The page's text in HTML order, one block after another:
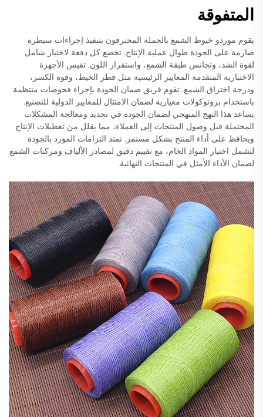
المتفوقة
يقوم موردو خيوط الشمع بالجملة المحترفون بتنفيذ إجراءات سيطرة
صارمة على الجودة طوال عملية الإنتاج. تخضع كل دفعة لاختبار شامل
لقوة الشد، وتجانس طبقة الشمع، واستقرار اللون. تقيس الأجهزة
الاختبارية المتقدمة المعايير الرئيسية مثل قطر الخيط، وقوة الكسر،
ودرجة اختراق الشمع. تقوم فريق ضمان الجودة بإجراء فحوصات منتظمة
باستخدام بروتوكولات معيارية لضمان الامتثال للمعايير الدولية للتصنيع.
يساعد هذا النهج المنهجي لضمان الجودة في تحديد ومعالجة المشكلات
المحتملة قبل وصول المنتجات إلى العملاء، مما يقلل من تعطيلات الإنتاج
ويحافظ على أداء المنتج بشكل مستمر. تمتد التزامات المورد بالجودة
لتشمل اختيار المواد الخام، مع تقييم دقيق لمصادر الألياف ومركبات الشمع
لضمان الأداء الأمثل في المنتجات النهائية.